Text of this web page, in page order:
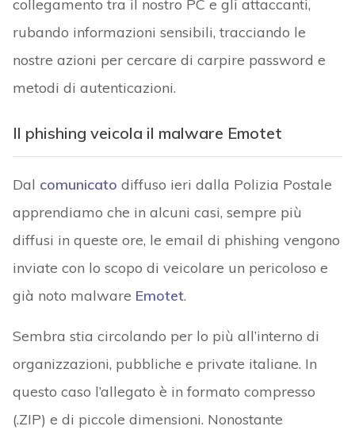
collegamento tra il nostro PC e gli attaccanti,
rubando informazioni sensibili, tracciando le
nostre azioni per cercare di carpire password e
metodi di autenticazioni.
Il phishing veicola il malware Emotet
Dal comunicato diffuso ieri dalla Polizia Postale
apprendiamo che in alcuni casi, sempre più
diffusi in queste ore, le email di phishing vengono
inviate con lo scopo di veicolare un pericoloso e
già noto malware Emotet.
Sembra stia circolando per lo più all’interno di
organizzazioni, pubbliche e private italiane. In
questo caso l’allegato è in formato compresso
(.ZIP) e di piccole dimensioni. Nonostante